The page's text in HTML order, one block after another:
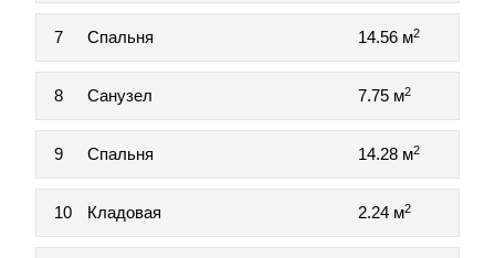
7 Спальня 14.56 м2
8 Санузел 7.75 м2
9 Спальня 14.28 м2
10 Кладовая 2.24 м2